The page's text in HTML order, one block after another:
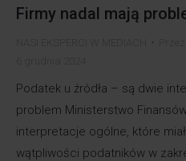
Firmy nadal mają
Podatek u źródła – są dwie
problem Ministerstwo
interpretacje ogólne, które
wątpliwości podatników w